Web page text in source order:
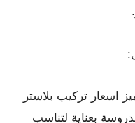
اسعار تركيب بلاستر
بعناية لتناسب